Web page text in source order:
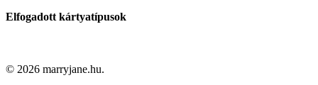
Elfogadott kártyatípusok
© 2026 marryjane.hu.